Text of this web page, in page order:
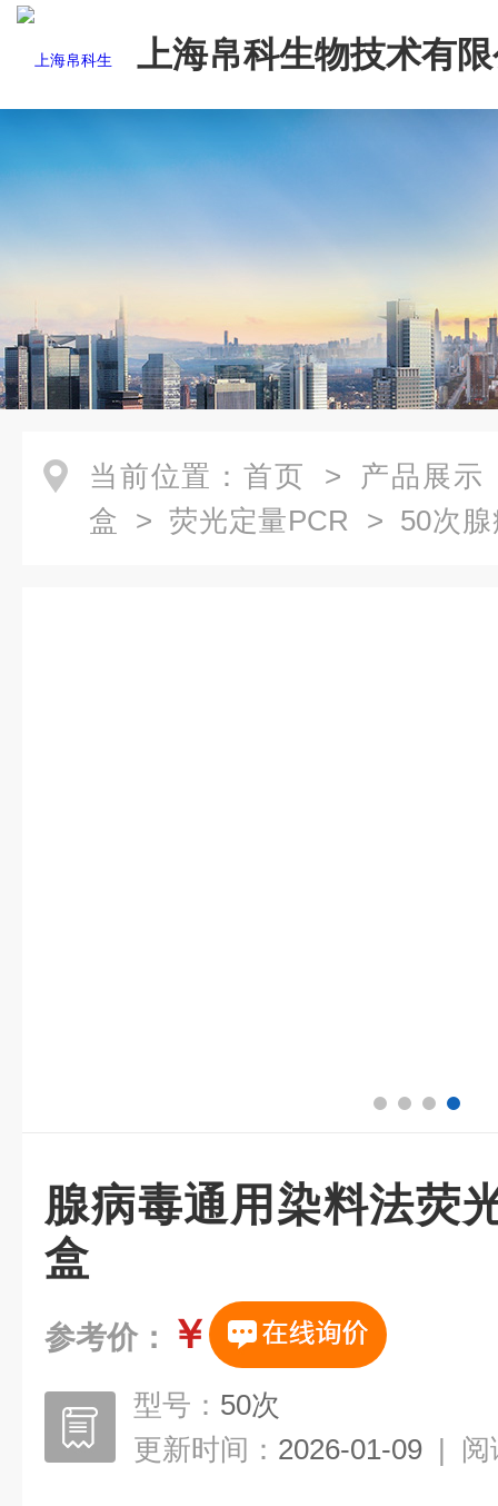
上海帛科生物技术有
当前位置： 首页 > 产品展示
盒 > 荧光定量PCR > 50次腺
腺病毒通用染料法荧
盒
参考价： ￥
型号： 50次
更新时间： 2026-01-09 | 阅